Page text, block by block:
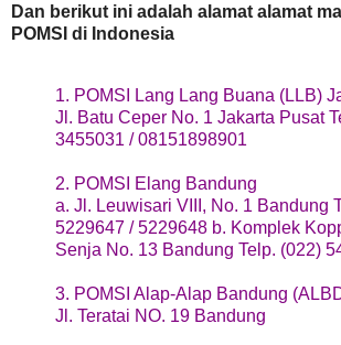
Dan berikut ini adalah alamat alamat
POMSI di Indonesia
1. POMSI Lang Lang Buana (LLB)
Jl. Batu Ceper No. 1 Jakarta Pusat
3455031 / 08151898901
2. POMSI Elang Bandung
a. Jl. Leuwisari VIII, No. 1 Bandung
5229647 / 5229648 b. Komplek
Senja No. 13 Bandung Telp. (022)
3. POMSI Alap-Alap Bandung
Jl. Teratai NO. 19 Bandung